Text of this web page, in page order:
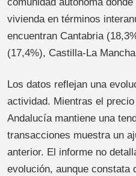
comunidad autónoma
vivienda en términos
encuentran Cantabria
(17,4%), Castilla-La
Los datos reflejan una
actividad. Mientras el
Andalucía mantiene una
transacciones muestra un
anterior. El informe no
evolución, aunque constata